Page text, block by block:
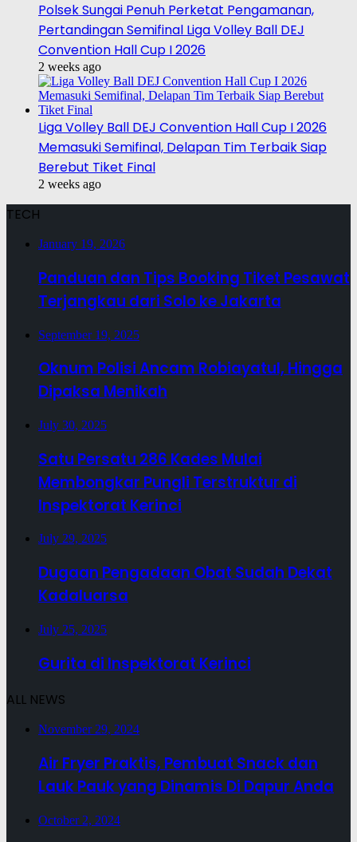
Polsek Sungai Penuh Perketat Pengamanan,
Pertandingan Semifinal Liga Volley Ball DEJ
Convention Hall Cup I 2026
2 weeks ago
Liga Volley Ball DEJ Convention Hall Cup I 2026
Memasuki Semifinal, Delapan Tim Terbaik Siap
Berebut Tiket Final
2 weeks ago
TECH
January 19, 2026
Panduan dan Tips Booking Tiket Pesawat
Terjangkau dari Solo ke Jakarta
September 19, 2025
Oknum Polisi Ancam Robiayatul, Hingga
Dipaksa Menikah
July 30, 2025
Satu Persatu 286 Kades Mulai
Membongkar Pungli Terstruktur di
Inspektorat Kerinci
July 29, 2025
Dugaan Pengadaan Obat Sudah Dekat
Kadaluarsa
July 25, 2025
Gurita di Inspektorat Kerinci
ALL NEWS
November 29, 2024
Air Fryer Praktis, Pembuat Snack dan
Lauk Pauk yang Dinamis Di Dapur Anda
October 2, 2024